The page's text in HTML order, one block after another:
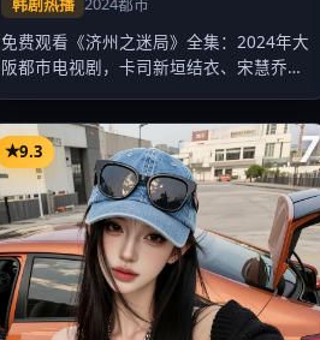
免费观看《济州之迷局》全集：2024年大
阪都市电视剧，卡司新垣结衣、宋慧乔、
7
9.3